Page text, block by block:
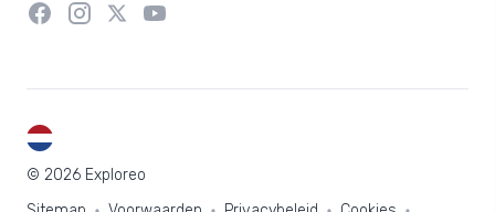
© 2026 Exploreo